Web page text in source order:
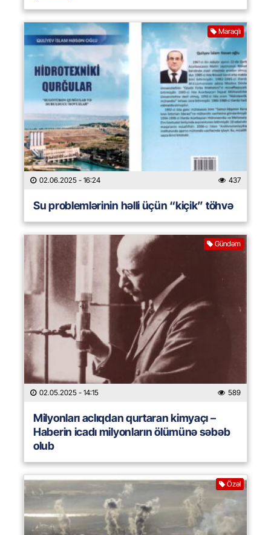
Maraqlı
02.06.2025 - 16:24 437
Su problemlərinin həlli üçün “kiçik” töhvə
Gündəm
02.05.2025 - 14:15 589
Milyonları aclıqdan qurtaran kimyaçı –
Haberin icadı milyonların ölümünə səbəb
olub
Özəl